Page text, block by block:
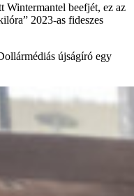
Wintermantel beefjét, ez az
2023-as fideszes
újságíró egy